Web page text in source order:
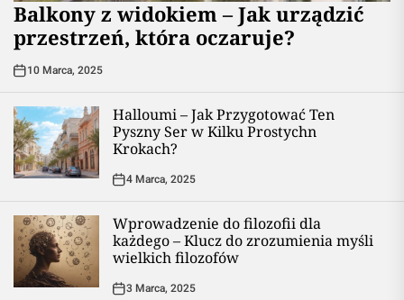
Balkony z widokiem – Jak urządzić
przestrzeń, która oczaruje?
10 Marca, 2025
Halloumi – Jak Przygotować Ten
Pyszny Ser w Kilku Prostychn
Krokach?
4 Marca, 2025
Wprowadzenie do filozofii dla
każdego – Klucz do zrozumienia myśli
wielkich filozofów
3 Marca, 2025